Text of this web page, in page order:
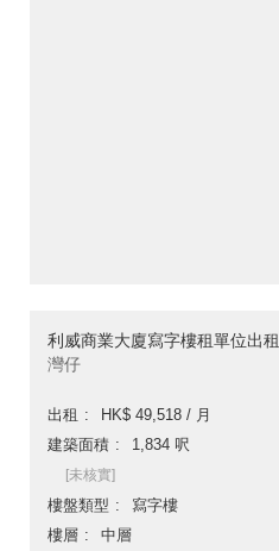
利威商業大廈寫字樓租單位出租
灣仔
出租
HK$ 49,518 / 月
建築面積
1,834 呎
[未核實]
樓盤類型
寫字樓
樓層
中層